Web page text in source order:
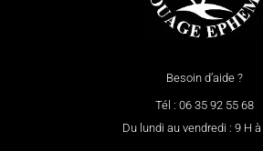
Besoin d’aide ?
Tél : 06 35 92 55 68
Du lundi au vendredi : 9 H à